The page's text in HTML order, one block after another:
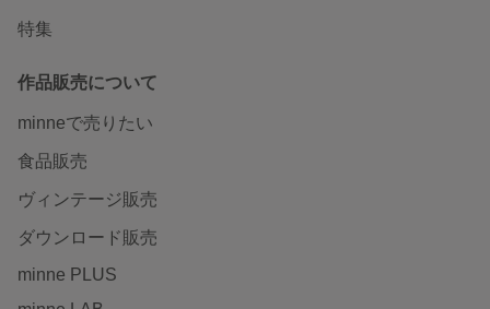
特集
作品販売について
minneで売りたい
食品販売
ヴィンテージ販売
ダウンロード販売
minne PLUS